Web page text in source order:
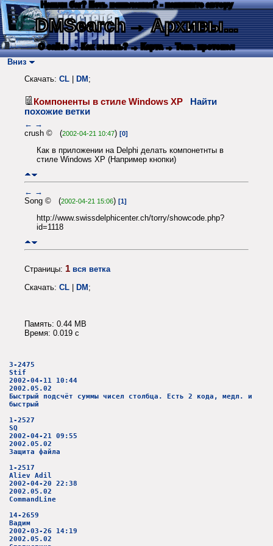
Нашли баг? Есть пожелания? - напишите автору
DMSearch→ Архивы...
О сайте → Как искать? → Карта → Текс. протокол
Вниз
Скачать: CL DM ;
Компоненты в стиле Windows XP
Найти
похожие ветки
← →
crush © (2002-04-21 10:47) [0]
Как в приложении на Delphi делать компонетнты в
стиле Windows XP (Например кнопки)
← →
Song © (2002-04-21 15:06) [1]
http://www.swissdelphicenter.ch/torry/showcode.php?
id=1118
Страницы: 1 вся ветка
Скачать: CL DM ;
Память: 0.44 MB
Время: 0.019 c
3-2475
Stif
2002-04-11 10:44
2002.05.02
Быстрый подсчёт суммы чисел столбца. Есть 2 кода, медл. и
быстрый
1-2527
SQ
2002-04-21 09:55
2002.05.02
Защита файла
1-2517
Aliev Adil
2002-04-20 22:38
2002.05.02
CommandLine
14-2659
Вадим
2002-03-26 14:19
2002.05.02